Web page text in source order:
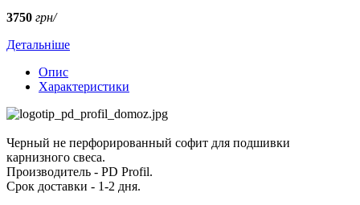
3750 грн/
Детальніше
Опис
Характеристики
Черный не перфорированный софит для подшивки
карнизного свеса.
Производитель - PD Profil.
Срок доставки - 1-2 дня.